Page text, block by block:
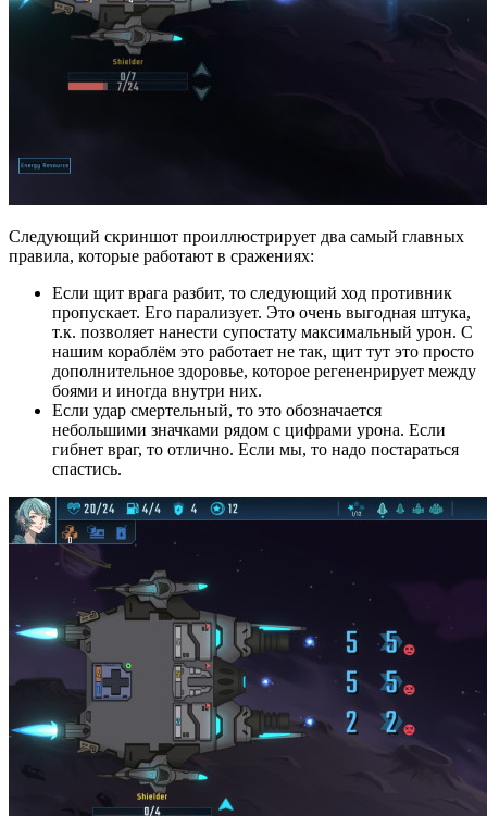
Следующий скриншот проиллюстрирует два самый главных
правила, которые работают в сражениях:
Если щит врага разбит, то следующий ход противник
пропускает. Его парализует. Это очень выгодная штука,
т.к. позволяет нанести супостату максимальный урон. С
нашим кораблём это работает не так, щит тут это просто
дополнительное здоровье, которое регененрирует между
боями и иногда внутри них.
Если удар смертельный, то это обозначается
небольшими значками рядом с цифрами урона. Если
гибнет враг, то отлично. Если мы, то надо постараться
спастись.